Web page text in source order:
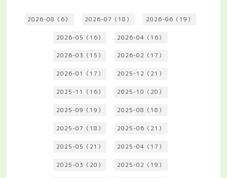
2026-08（6） 2026-07（18） 2026-06（19）
2026-05（16） 2026-04（16）
2026-03（15） 2026-02（17）
2026-01（17） 2025-12（21）
2025-11（16） 2025-10（20）
2025-09（19） 2025-08（18）
2025-07（18） 2025-06（21）
2025-05（21） 2025-04（17）
2025-03（20） 2025-02（19）